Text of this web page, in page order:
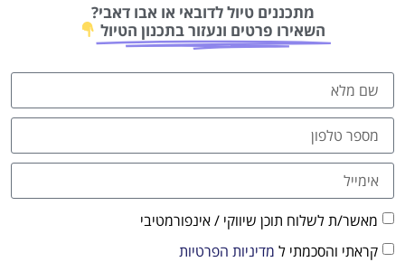
מציאת
טיסה זולה?
מתכננים טיול לדובאי או אבו דאבי?
השאירו פרטים ונעזור בתכנון הטיול
מאשר/ת לשלוח תוכן שיווקי / אינפורמטיבי
קראתי והסכמתי ל מדיניות הפרטיות